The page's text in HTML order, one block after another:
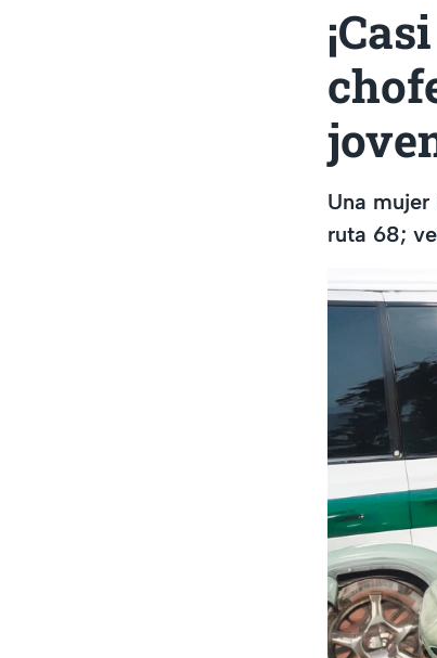
Una
ruta 68;